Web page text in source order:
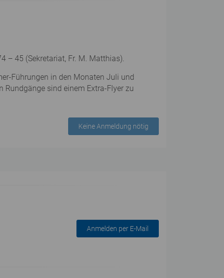
– 45 (Sekretariat, Fr. M. Matthias).
Führungen in den Monaten Juli und
Rundgänge sind einem Extra-Flyer zu
Keine Anmeldung nötig
Anmelden per E-Mail